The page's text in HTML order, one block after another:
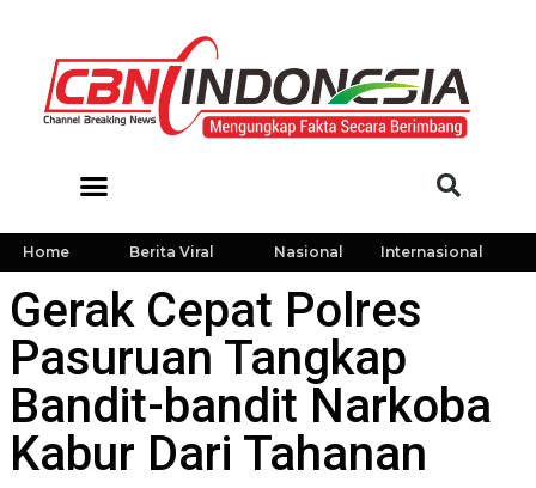
Home Berita Viral Nasional Internasional
Gerak Cepat Polres
Pasuruan Tangkap
Bandit-bandit Narkoba
Kabur Dari Tahanan